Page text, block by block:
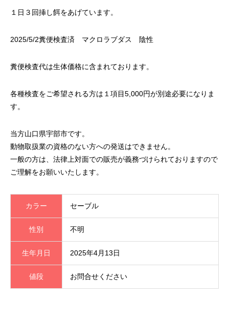
１日３回挿し餌をあげています。
2025/5/2糞便検査済 マクロラブダス 陰性
糞便検査代は生体価格に含まれております。
各種検査をご希望される方は１項目5,000円が別途必要になりま
す。
当方山口県宇部市です。
動物取扱業の資格のない方への発送はできません。
一般の方は、法律上対面での販売が義務づけられておりますので
ご理解をお願いいたします。
カラー セーブル
性別 不明
生年月日 2025年4月13日
値段 お問合せください